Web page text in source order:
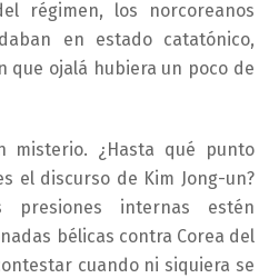
régimen, los norcoreanos
en estado catatónico,
que ojalá hubiera un poco de
misterio. ¿Hasta qué punto
el discurso de Kim Jong-un?
internas estén
bélicas contra Corea del
cuando ni siquiera se